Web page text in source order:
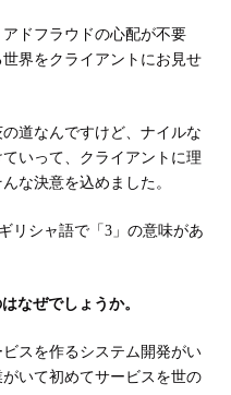
ドフラウドの心配が不要
界をクライアントにお見せ
道なんですけど、ナイルな
いって、クライアントに理
な決意を込めました。
リシャ語で「3」の意味があ
なぜでしょうか。
スを作るシステム開発がい
いて初めてサービスを世の